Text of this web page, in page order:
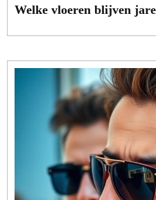
Welke vloeren blijven